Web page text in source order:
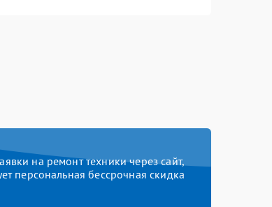
на ремонт техники через сайт,
персональная бессрочная скидка